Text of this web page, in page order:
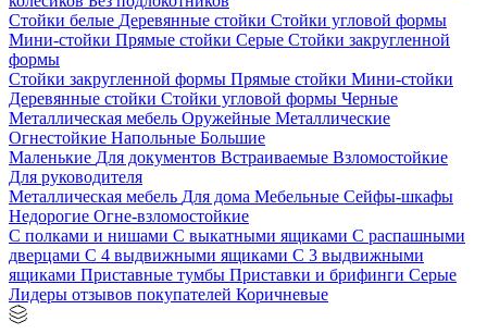
Стойки белые Деревянные стойки Стойки угловой формы
Мини-стойки Прямые стойки Серые Стойки закругленной
формы
Стойки закругленной формы Прямые стойки Мини-стойки
Деревянные стойки Стойки угловой формы Черные
Металлическая мебель Оружейные Металлические
Огнестойкие Напольные Большие
Маленькие Для документов Встраиваемые Взломостойкие
Для руководителя
Металлическая мебель Для дома Мебельные Сейфы-шкафы
Недорогие Огне-взломостойкие
С полками и нишами С выкатными ящиками С распашными
дверцами С 4 выдвижными ящиками С 3 выдвижными
ящиками Приставные тумбы Приставки и брифинги Серые
Лидеры отзывов покупателей Коричневые